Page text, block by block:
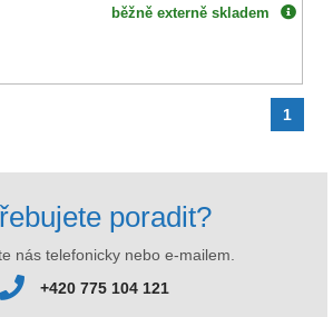
běžně externě skladem
1
poradit?
nás telefonicky nebo e-mailem.
+420 775 104 121